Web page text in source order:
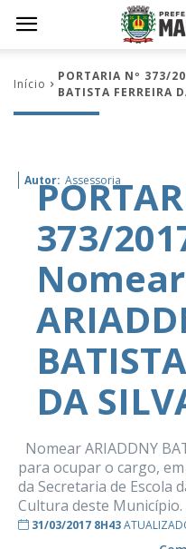
Início
PORTARIA Nº 373/
BATISTA FERREIRA
Autor: Assessoria
373/
Nomear
DA
Nomear ARIADDNY
para ocupar o cargo,
da Secretaria de Escola
Cultura deste Município.
31/03/2017 8H43